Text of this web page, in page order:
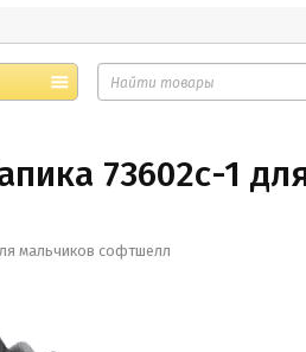
73602с-1
мальчиков софтшелл